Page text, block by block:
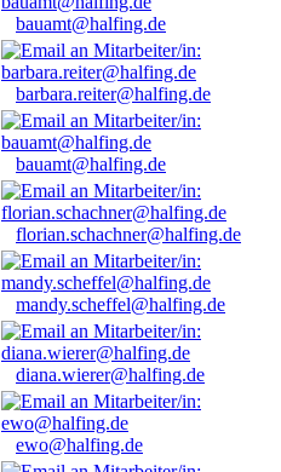
bauamt@halfing.de
barbara.reiter@halfing.de
bauamt@halfing.de
florian.schachner@halfing.de
mandy.scheffel@halfing.de
diana.wierer@halfing.de
ewo@halfing.de